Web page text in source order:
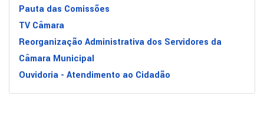
Pauta das Comissões
TV Câmara
Reorganização Administrativa dos Servidores da
Câmara Municipal
Ouvidoria - Atendimento ao Cidadão